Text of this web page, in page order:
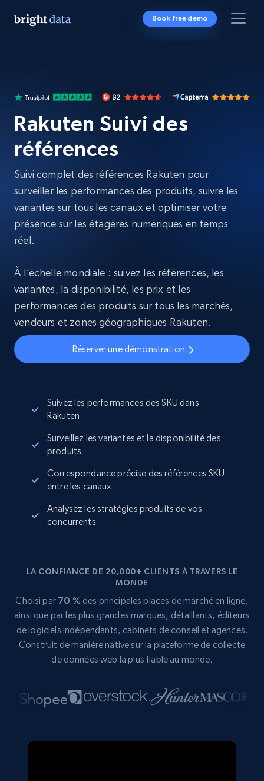
Book free demo
Rakuten Suivi des
références
Suivi complet des références Rakuten pour
surveiller les performances des produits, suivre les
variantes sur tous les canaux et optimiser votre
présence sur les étagères numériques en temps
réel.
À l’échelle mondiale : suivez les références, les
variantes, la disponibilité, les prix et les
performances des produits sur tous les marchés,
vendeurs et zones géographiques Rakuten.
Réserver une démonstration
Suivez les performances des SKU dans
Rakuten
Surveillez les variantes et la disponibilité des
produits
Correspondance précise des références SKU
entre les canaux
Analysez les stratégies produits de vos
concurrents
LA CONFIANCE DE 20,000+ CLIENTS À TRAVERS LE
MONDE
Choisi par 70 % des principales places de marché en ligne,
ainsi que par les plus grandes marques, détaillants, éditeurs
de logiciels indépendants, cabinets de conseil et agences.
Construit de manière native sur la plateforme de collecte
de données web la plus fiable au monde.